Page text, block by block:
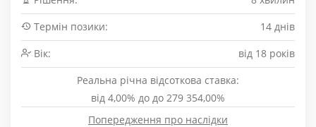
Термін позики:
14 днів
Вік:
від 18 років
Реальна річна відсоткова ставка:
від 4,00% до до 279 354,00%
Попередження про наслідки